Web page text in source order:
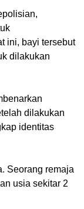
ini, bayi tersebut
dilakukan
dilakukan
identitas
Seorang remaja
usia sekitar 2